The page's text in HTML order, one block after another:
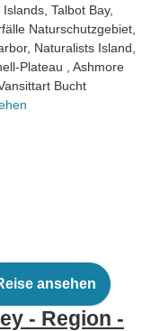
Islands , Talbot Bay,
Naturschutzgebiet
, Naturalists Island
Plateau
, Ashmore
Vansittart Bucht
ansehen
- Region -